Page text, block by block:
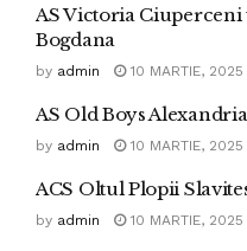
AS Victoria Ciuperceni
Bogdana
by admin 10 MARTIE, 2025
AS Old Boys Alexandria
by admin 10 MARTIE, 2025
ACS Oltul Plopii
by admin 10 MARTIE, 2025